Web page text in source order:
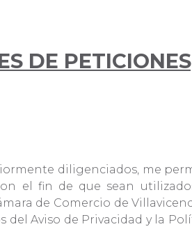
DE
diligenciados, me
el fin de que sean
de Comercio de
del Aviso de Privacidad y la